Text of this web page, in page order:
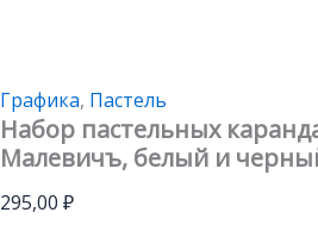
Графика, Пастель
Набор пастельных
Малевичъ, белый и
295,00 ₽